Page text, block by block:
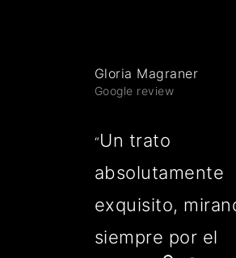
Gloria Magraner
Google review
“Un trato
absolutamente
exquisito,
siempre por el